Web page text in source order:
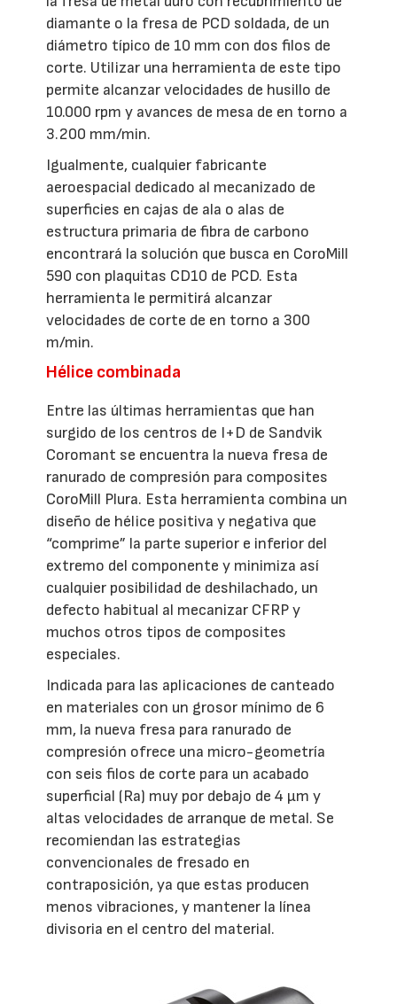
diamante o la fresa de PCD soldada, de un
diámetro típico de 10 mm con dos filos de
corte. Utilizar una herramienta de este tipo
permite alcanzar velocidades de husillo de
10.000 rpm y avances de mesa de en torno a
3.200 mm/min.
Igualmente, cualquier fabricante
aeroespacial dedicado al mecanizado de
superficies en cajas de ala o alas de
estructura primaria de fibra de carbono
encontrará la solución que busca en CoroMill
590 con plaquitas CD10 de PCD. Esta
herramienta le permitirá alcanzar
velocidades de corte de en torno a 300
m/min.
Hélice combinada
Entre las últimas herramientas que han
surgido de los centros de I+D de Sandvik
Coromant se encuentra la nueva fresa de
ranurado de compresión para composites
CoroMill Plura. Esta herramienta combina un
diseño de hélice positiva y negativa que
“comprime” la parte superior e inferior del
extremo del componente y minimiza así
cualquier posibilidad de deshilachado, un
defecto habitual al mecanizar CFRP y
muchos otros tipos de composites
especiales.
Indicada para las aplicaciones de canteado
en materiales con un grosor mínimo de 6
mm, la nueva fresa para ranurado de
compresión ofrece una micro-geometría
con seis filos de corte para un acabado
superficial (Ra) muy por debajo de 4 µm y
altas velocidades de arranque de metal. Se
recomiendan las estrategias
convencionales de fresado en
contraposición, ya que estas producen
menos vibraciones, y mantener la línea
divisoria en el centro del material.